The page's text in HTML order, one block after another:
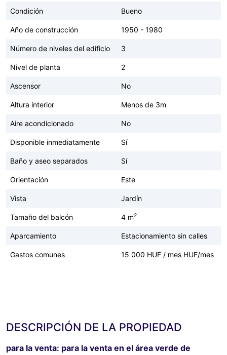
Condición Bueno
Año de construcción 1950 - 1980
Número de niveles del edificio 3
Nivel de planta 2
Ascensor No
Altura interior Menos de 3m
Aire acondicionado No
Disponible inmediatamente Sí
Baño y aseo separados Sí
Orientación Este
Vista Jardín
Tamaño del balcón 4 m2
Aparcamiento Estacionamiento sin calles
Gastos comunes 15 000 HUF / mes HUF/mes
DESCRIPCIÓN DE LA PROPIEDAD
para la venta: para la venta en el área verde de